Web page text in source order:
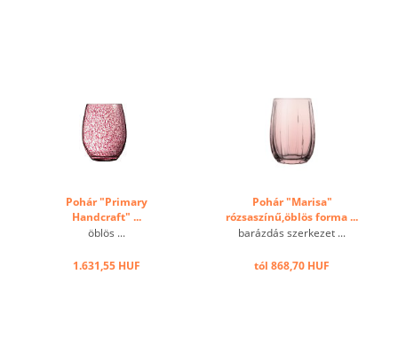
Pohár "Primary
Handcraft" ...
öblös ...
1.631,55 HUF
Pohár "Marisa"
rózsaszínű,öblös forma ...
barázdás szerkezet ...
tól 868,70 HUF